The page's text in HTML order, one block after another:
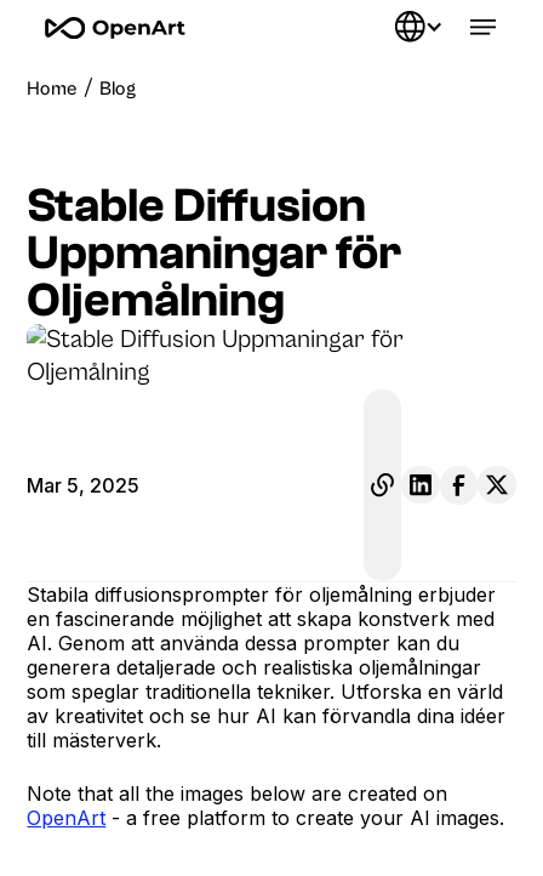
Home / Blog
Stable Diffusion
Uppmaningar för
Oljemålning
Mar 5, 2025
Stabila diffusionsprompter för oljemålning erbjuder
en fascinerande möjlighet att skapa konstverk med
AI. Genom att använda dessa prompter kan du
generera detaljerade och realistiska oljemålningar
som speglar traditionella tekniker. Utforska en värld
av kreativitet och se hur AI kan förvandla dina idéer
till mästerverk.
Note that all the images below are created on
OpenArt - a free platform to create your AI images.